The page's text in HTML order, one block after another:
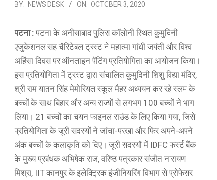
BY: NEWS DESK ON: OCTOBER 3, 2020
पटना : पटना के अनीसाबाद पुलिस कॉलोनी स्थित कुमुदिनी
एजुकेशनल सह चैरिटेबल ट्रस्ट ने महात्मा गांधी जयंती और विश्व
अहिंसा दिवस पर ऑनलाइन पेंटिंग प्रतियोगिता का आयोजन किया।
इस प्रतियोगिता में ट्रस्ट द्वारा संचालित कुमुदिनी शिशु विद्या मंदिर,
श्री राम यातन सिंह मेमोरियल स्कूल मैहर अध्ययन कर रहे स्लम के
बच्चों के साथ बिहार और अन्य राज्यों से लगभग 100 बच्चों ने भाग
लिया। 21 बच्चों का चयन फाइनल राउंड के लिए किया गया, जिसे
प्रतियोगिता के जूरी सदस्यों ने जांचा-परखा और फिर अपने-अपने
अंक बच्चों के कलाकृति को दिए। जूरी सदस्यों में IDFC फर्स्ट बैंक
के मुख्य प्रबंधक अभिषेक राज, वरिष्ठ पत्रकार संजीत नारायण
मिश्रा, IIT कानपुर के इलेक्ट्रिक इंजीनियरिंग विभाग से प्रोफेसर